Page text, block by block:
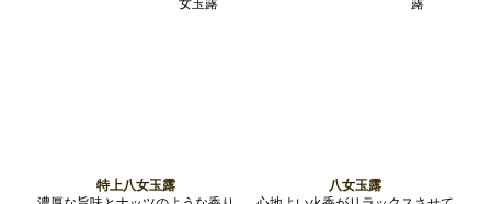
特上八女玉露
八女玉露